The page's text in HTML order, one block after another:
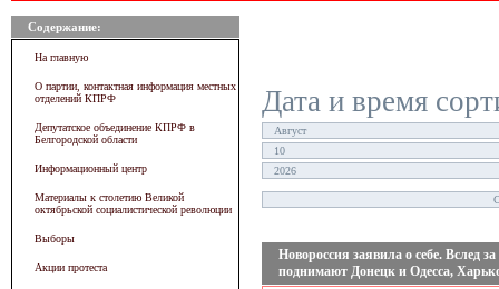
Содержание:
На главную
О партии, контактная информация местных
отделений КПРФ
Депутатское объединение КПРФ в
Белгородской области
Информационный центр
Материалы к столетию Великой
октябрьской социалистической революции
Выборы
Акции протеста
Дата и время
Новороссия заявила о себе. Вслед
поднимают Донецк и Одесса,